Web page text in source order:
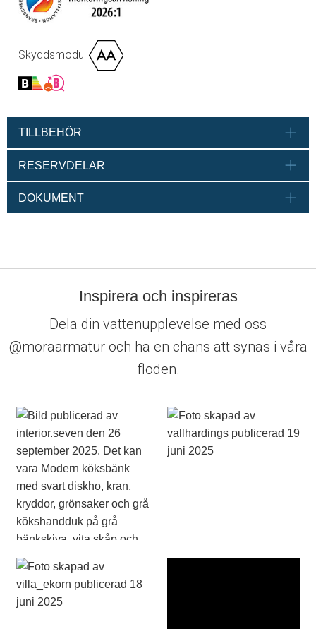
Skyddsmodul
TILLBEHÖR
RESERVDELAR
DOKUMENT
Inspirera och inspireras
Dela din vattenupplevelse med oss
@moraarmatur och ha en chans att synas i våra
flöden.